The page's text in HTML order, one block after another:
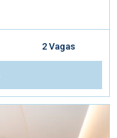
2 Vagas